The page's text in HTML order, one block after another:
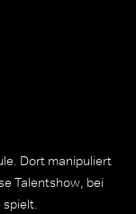
Dort manipuliert
Talentshow, bei
spielt.